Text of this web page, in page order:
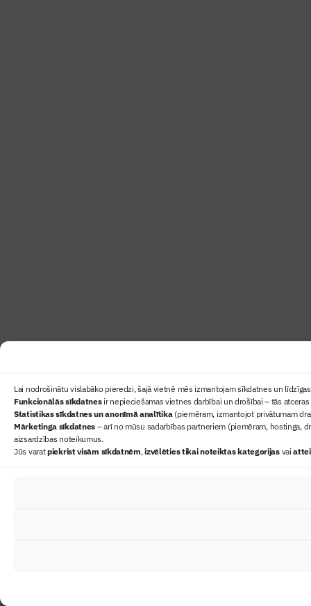
Lai nodrošinātu vislabāko pieredzi, šajā vietnē mēs izmantojam sīkdatnes un
Funkcionālās sīkdatnesir nepieciešamas vietnes darbībai un drošībai – tās
Statistikas sīkdatnes un anonīmā analītika(piemēram, izmantojot privātumam
Mārketinga sīkdatnes – arī no mūsu sadarbības partneriem (piemēram, hostinga,
aizsardzības noteikumus.
Jūs varatpiekrist visām sīkdatnēm,izvēlēties tikai noteiktas kategorijasvai